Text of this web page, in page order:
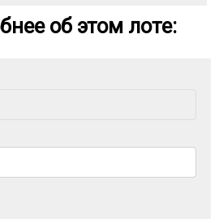
об этом лоте: